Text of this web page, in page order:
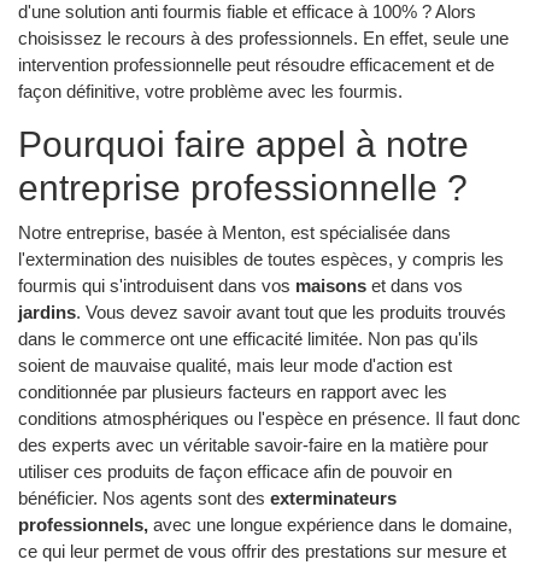
d'une solution anti fourmis fiable et efficace à 100% ? Alors
choisissez le recours à des professionnels. En effet, seule une
intervention professionnelle peut résoudre efficacement et de
façon définitive, votre problème avec les fourmis.
Pourquoi faire appel à notre
entreprise professionnelle ?
Notre entreprise, basée à Menton, est spécialisée dans
l'extermination des nuisibles de toutes espèces, y compris les
fourmis qui s'introduisent dans vos maisons et dans vos
jardins. Vous devez savoir avant tout que les produits trouvés
dans le commerce ont une efficacité limitée. Non pas qu'ils
soient de mauvaise qualité, mais leur mode d'action est
conditionnée par plusieurs facteurs en rapport avec les
conditions atmosphériques ou l'espèce en présence. Il faut donc
des experts avec un véritable savoir-faire en la matière pour
utiliser ces produits de façon efficace afin de pouvoir en
bénéficier. Nos agents sont des exterminateurs
professionnels, avec une longue expérience dans le domaine,
ce qui leur permet de vous offrir des prestations sur mesure et